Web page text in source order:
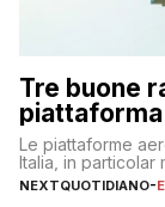
Tre buone
piattaforma
Le piattaforme
Italia, in particolar
NEXTQUOTIDIANO-